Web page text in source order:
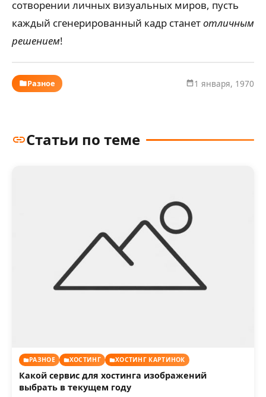
сотворении личных визуальных миров, пусть
каждый сгенерированный кадр станетотличным
решением!
Разное 1 января, 1970
Статьи по теме
РАЗНОЕ ХОСТИНГ ХОСТИНГ КАРТИНОК
Какой сервис для хостинга изображений
выбрать в текущем году